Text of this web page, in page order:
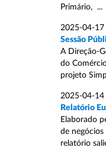
Primário, ...
2025-04-17
Sessão
A Direção-
do
projeto
2025-04-14
Relatório
Elaborado
de
relatório